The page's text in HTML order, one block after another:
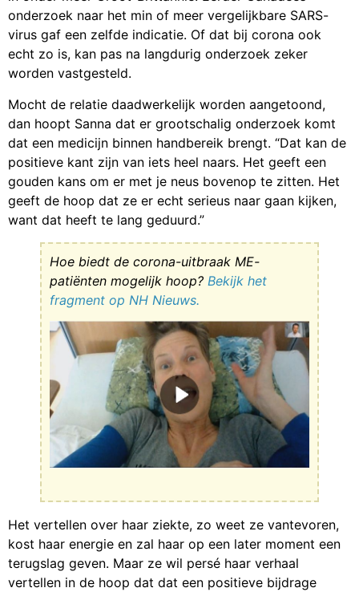
onderzoek naar het min of meer vergelijkbare SARS-
virus gaf een zelfde indicatie. Of dat bij corona ook
echt zo is, kan pas na langdurig onderzoek zeker
worden vastgesteld.
Mocht de relatie daadwerkelijk worden aangetoond,
dan hoopt Sanna dat er grootschalig onderzoek komt
dat een medicijn binnen handbereik brengt. “Dat kan de
positieve kant zijn van iets heel naars. Het geeft een
gouden kans om er met je neus bovenop te zitten. Het
geeft de hoop dat ze er echt serieus naar gaan kijken,
want dat heeft te lang geduurd.”
Hoe biedt de corona-uitbraak ME-
patiënten mogelijk hoop? Bekijk het
fragment op NH Nieuws.
Het vertellen over haar ziekte, zo weet ze vantevoren,
kost haar energie en zal haar op een later moment een
terugslag geven. Maar ze wil persé haar verhaal
vertellen in de hoop dat dat een positieve bijdrage